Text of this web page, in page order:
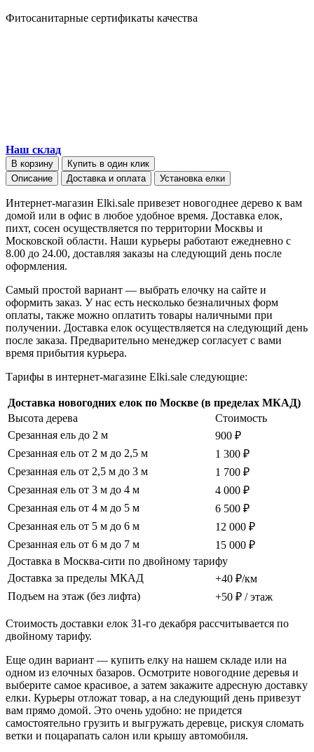
Фитосанитарные сертификаты качества
Наш склад
В корзину
Купить в один клик
Описание
Доставка и оплата Установка елки
Интернет-магазин Elki.sale привезет новогоднее дерево к вам
домой или в офис в любое удобное время. Доставка елок,
пихт, сосен осуществляется по территории Москвы и
Московской области. Наши курьеры работают ежедневно с
8.00 до 24.00, доставляя заказы на следующий день после
оформления.
Самый простой вариант — выбрать елочку на сайте и
оформить заказ. У нас есть несколько безналичных форм
оплаты, также можно оплатить товары наличными при
получении. Доставка елок осуществляется на следующий день
после заказа. Предварительно менеджер согласует с вами
время прибытия курьера.
Тарифы в интернет-магазине Elki.sale следующие:
Доставка новогодних елок по Москве (в пределах МКАД)
Высота дерева
Стоимость
Срезанная ель до 2 м
900 ₽
Срезанная ель от 2 м до 2,5 м
1 300 ₽
Срезанная ель от 2,5 м до 3 м
1 700 ₽
Срезанная ель от 3 м до 4 м
4 000 ₽
Срезанная ель от 4 м до 5 м
6 500 ₽
Срезанная ель от 5 м до 6 м
12 000 ₽
Срезанная ель от 6 м до 7 м
15 000 ₽
Доставка в Москва-сити по двойному тарифу
Доставка за пределы МКАД
+40 ₽/км
Подъем на этаж (без лифта)
+50 ₽ / этаж
Стоимость доставки елок 31-го декабря рассчитывается по
двойному тарифу.
Еще один вариант — купить елку на нашем складе или на
одном из елочных базаров. Осмотрите новогодние деревья и
выберите самое красивое, а затем закажите адресную доставку
елки. Курьеры отложат товар, а на следующий день привезут
вам прямо домой. Это очень удобно: не придется
самостоятельно грузить и выгружать деревце, рискуя сломать
ветки и поцарапать салон или крышу автомобиля.